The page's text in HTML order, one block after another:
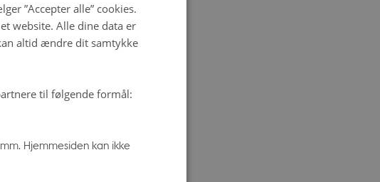
DANISH
”Accepter alle” cookies.
website. Alle dine data er
altid ændre dit samtykke
til følgende formål:
Hjemmesiden kan ikke